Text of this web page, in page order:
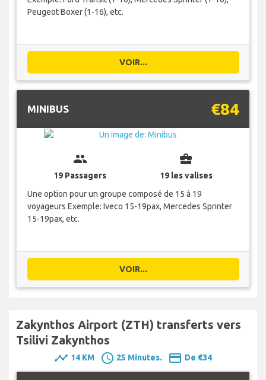
Peugeot Boxer (1-16), etc.
VOIR...
MINIBUS €84
group
19 Passagers
business_center
19 les valises
Une option pour un groupe composé de 15 à 19
voyageurs Exemple: Iveco 15-19pax, Mercedes Sprinter
15-19pax, etc.
VOIR...
Zakynthos Airport (ZTH) transferts vers
Tsilivi Zakynthos
timeline 14 KM schedule 25 Minutes. payment De €34